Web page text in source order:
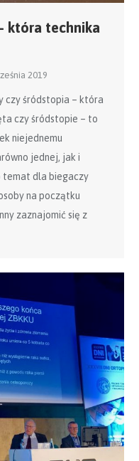
która technika
2019
czy śródstopia – która
czy śródstopie – to
niejednemu
jednej, jak i
temat dla biegaczy
na początku
zaznajomić się z